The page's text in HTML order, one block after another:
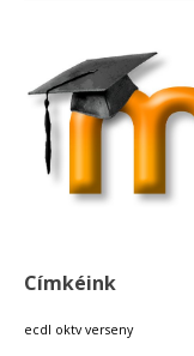
Címkéink
ecdl oktv verseny